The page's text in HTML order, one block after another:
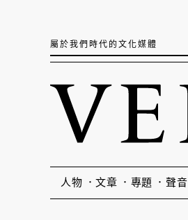
屬於我們時代的文化媒體
人物 文章 專題 聲音